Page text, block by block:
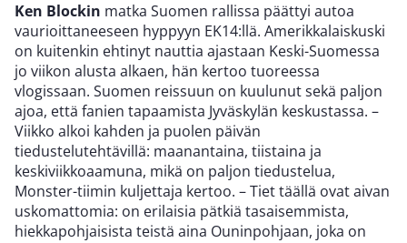
Ken Blockin matka Suomen rallissa päättyi autoa
vaurioittaneeseen hyppyyn EK14:llä. Amerikkalaiskuski
on kuitenkin ehtinyt nauttia ajastaan Keski-Suomessa
jo viikon alusta alkaen, hän kertoo tuoreessa
vlogissaan. Suomen reissuun on kuulunut sekä paljon
ajoa, että fanien tapaamista Jyväskylän keskustassa. –
Viikko alkoi kahden ja puolen päivän
tiedustelutehtävillä: maanantaina, tiistaina ja
keskiviikkoaamuna, mikä on paljon tiedustelua,
Monster-tiimin kuljettaja kertoo. – Tiet täällä ovat aivan
uskomattomia: on erilaisia pätkiä tasaisemmista,
hiekkapohjaisista teistä aina Ouninpohjaan, joka on